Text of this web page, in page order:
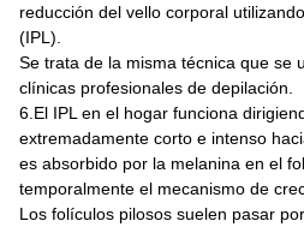
reducción del vello corporal
(IPL).
Se trata de la misma técnica que se
clínicas profesionales de depilación.
6.El IPL en el hogar funciona
extremadamente corto e intenso
es absorbido por la melanina en el
temporalmente el mecanismo de
Los folículos pilosos suelen pasar